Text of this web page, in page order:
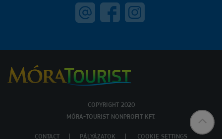
COPYRIGHT 2020
MÓRA-TOURIST NONPROFIT KFT.
CONTACT PÁLYÁZATOK COOKIE SETTINGS